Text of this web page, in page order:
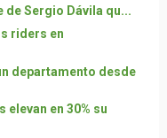
de Sergio Dávila qu...
riders en
departamento desde
en 30% su